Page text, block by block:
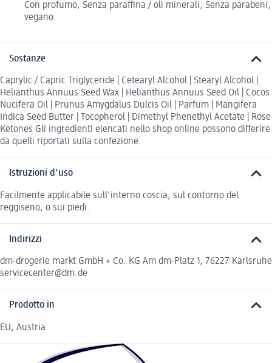
Con profumo, Senza paraffina / oli minerali, Senza parabeni,
vegano
Sostanze
Caprylic / Capric Triglyceride | Cetearyl Alcohol | Stearyl Alcohol |
Helianthus Annuus Seed Wax | Helianthus Annuus Seed Oil | Cocos
Nucifera Oil | Prunus Amygdalus Dulcis Oil | Parfum | Mangifera
Indica Seed Butter | Tocopherol | Dimethyl Phenethyl Acetate | Rose
Ketones Gli ingredienti elencati nello shop online possono differire
da quelli riportati sulla confezione.
Istruzioni d'uso
Facilmente applicabile sull'interno coscia, sul contorno del
reggiseno, o sui piedi.
Indirizzi
dm-drogerie markt GmbH + Co. KG Am dm-Platz 1, 76227 Karlsruhe
servicecenter@dm.de
Prodotto in
EU, Austria